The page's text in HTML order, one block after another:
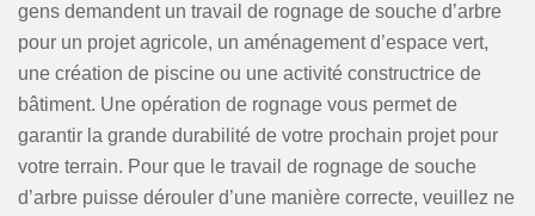
gens demandent un travail de rognage de souche d’arbre
pour un projet agricole, un aménagement d’espace vert,
une création de piscine ou une activité constructrice de
bâtiment. Une opération de rognage vous permet de
garantir la grande durabilité de votre prochain projet pour
votre terrain. Pour que le travail de rognage de souche
d’arbre puisse dérouler d’une manière correcte, veuillez ne